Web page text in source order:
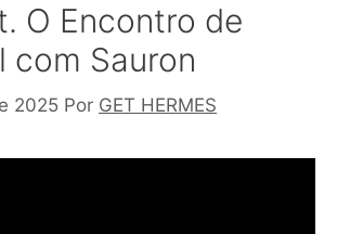
O Encontro de
com Sauron
2025 Por GET HERMES